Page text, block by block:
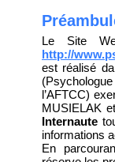
Le Site
http://
est réalisé
l’AFTCC)
MUSIELAK
Internaute
informations
En